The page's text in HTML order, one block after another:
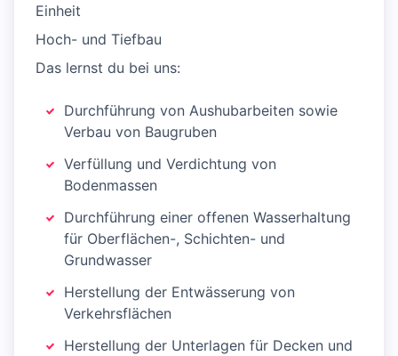
Einheit
Hoch- und Tiefbau
Das lernst du bei uns:
Durchführung von Aushubarbeiten sowie
Verbau von Baugruben
Verfüllung und Verdichtung von
Bodenmassen
Durchführung einer offenen Wasserhaltung
für Oberflächen-, Schichten- und
Grundwasser
Herstellung der Entwässerung von
Verkehrsflächen
Herstellung der Unterlagen für Decken und